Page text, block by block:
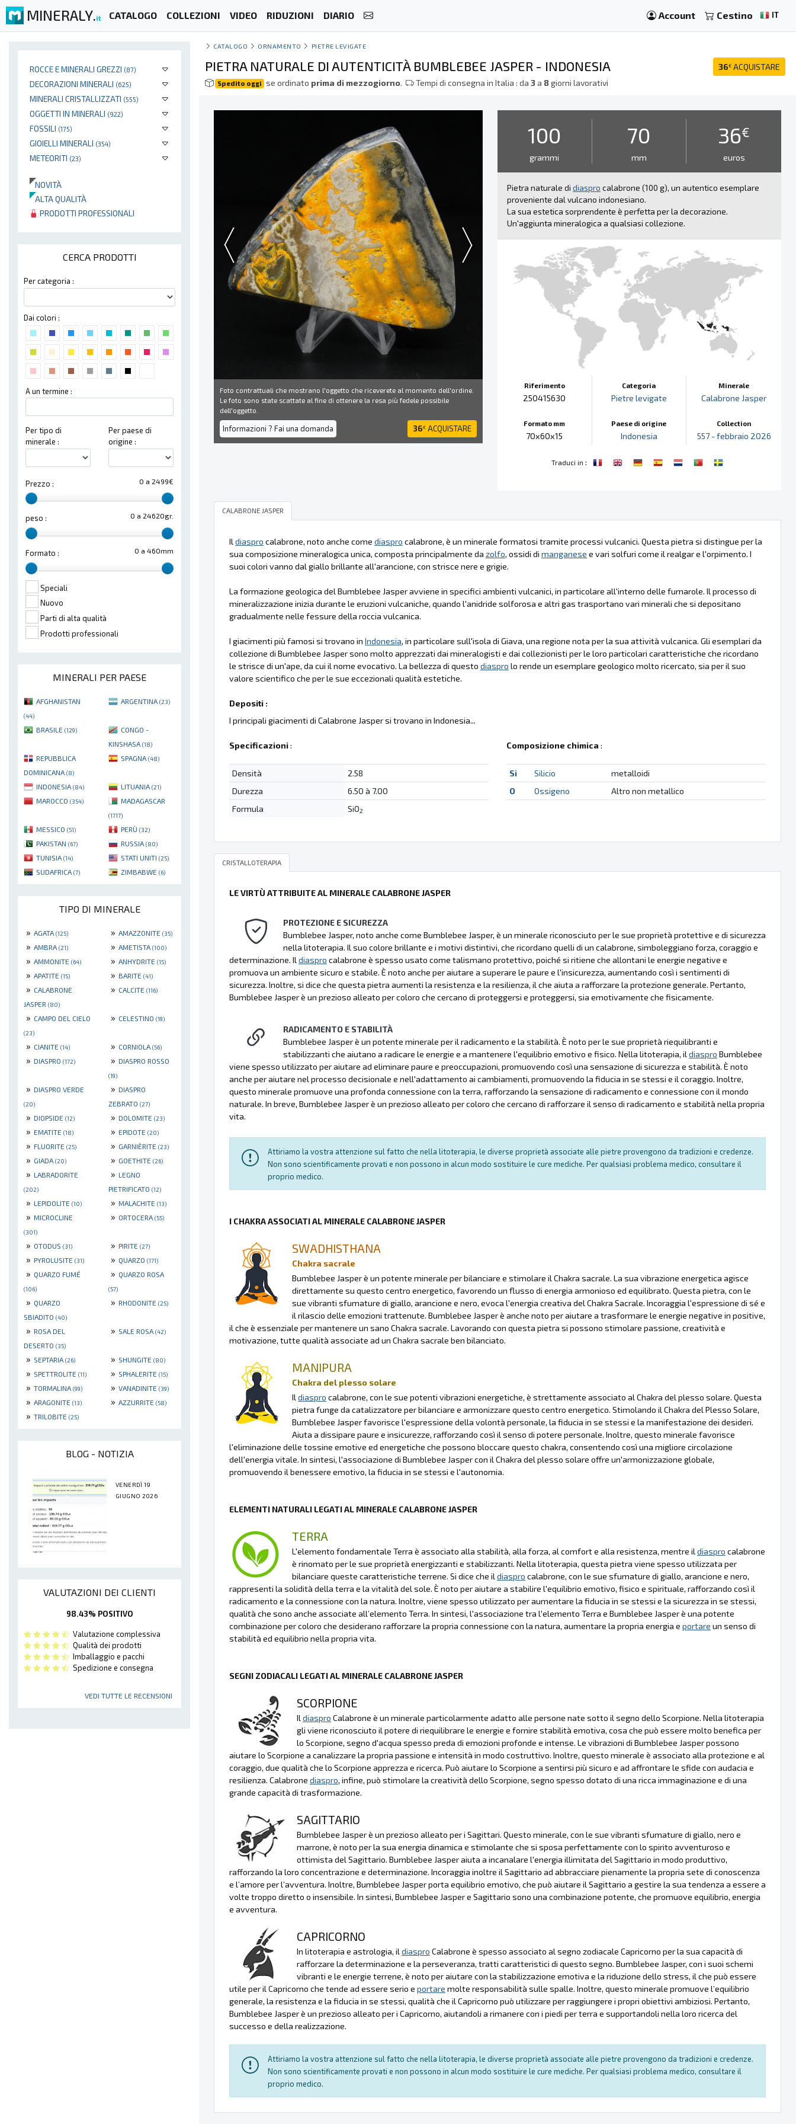
MINERALY.it CATALOGO COLLEZIONI VIDEO RIDUZIONI DIARIO Account Cestino IT
ROCCE E MINERALI GREZZI (87)
DECORAZIONI MINERALI (625)
MINERALI CRISTALLIZZATI (555)
OGGETTI IN MINERALI (922)
FOSSILI (175)
GIOIELLI MINERALI (354)
METEORITI (23)
NOVITÀ
ALTA QUALITÀ
PRODOTTI PROFESSIONALI
CERCA PRODOTTI
Per categoria :
Dai colori :
A un termine :
Per tipo di
minerale :
Per paese di
origine :
0 a 2499€
Prezzo :
0 a 24620gr.
peso :
0 a 460mm
Formato :
Speciali
Nuovo
Parti di alta qualità
Prodotti professionali
MINERALI PER PAESE
AFGHANISTAN
(44)
ARGENTINA (23)
BRASILE (129)
CONGO -
KINSHASA (18)
REPUBBLICA
DOMINICANA (8)
SPAGNA (48)
INDONESIA (84) LITUANIA (21)
MAROCCO (354) MADAGASCAR
(1717)
MESSICO (51) PERÙ (32)
PAKISTAN (67) RUSSIA (80)
TUNISIA (14) STATI UNITI (25)
SUDAFRICA (7) ZIMBABWE (6)
TIPO DI MINERALE
» AGATA (125) » AMAZZONITE (35)
» AMBRA (21) » AMETISTA (100)
» AMMONITE (64) » ANHYDRITE (15)
» APATITE (15) » BARITE (41)
» CALABRONE
JASPER (80)
» CALCITE (116)
» CAMPO DEL CIELO
(23)
» CELESTINO (19)
» CIANITE (14) » CORNIOLA (56)
» DIASPRO (172) » DIASPRO ROSSO
(19)
» DIASPRO VERDE
(20)
» DIASPRO
ZEBRATO (27)
» DIOPSIDE (12) » DOLOMITE (23)
» EMATITE (18) » EPIDOTE (20)
» FLUORITE (25) » GARNIÈRITE (23)
» GIADA (20) » GOETHITE (26)
» LABRADORITE
(202)
» LEGNO
PIETRIFICATO (12)
» LEPIDOLITE (10) » MALACHITE (13)
» MICROCLINE
(301)
» ORTOCERA (55)
» OTODUS (31) » PIRITE (27)
» PYROLUSITE (31) » QUARZO (171)
» QUARZO FUMÉ
(106)
» QUARZO ROSA
(57)
» QUARZO
SBIADITO (40)
» RHODONITE (25)
» ROSA DEL
DESERTO (35)
» SALE ROSA (42)
» SEPTARIA (26) » SHUNGITE (80)
» SPETTROLITE (11) » SPHALERITE (15)
» TORMALINA (99) » VANADINITE (39)
» ARAGONITE (13) » AZZURRITE (58)
» TRILOBITE (25)
BLOG - NOTIZIA
VENERDÌ 19
GIUGNO 2026
VALUTAZIONI DEI CLIENTI
98.43% POSITIVO
Valutazione complessiva
Qualità dei prodotti
Imballaggio e pacchi
Spedizione e consegna
VEDI TUTTE LE RECENSIONI
CATALOGO ORNAMENTO PIETRE LEVIGATE
36€ ACQUISTARE
PIETRA NATURALE DI AUTENTICITÀ BUMBLEBEE JASPER - INDONESIA
Spedito oggi se ordinato prima di mezzogiorno. Tempi di consegna in Italia : da3a 8giorni lavorativi
Foto contrattuali che mostrano l'oggetto che riceverete al momento dell'ordine.
Le foto sono state scattate al fine di ottenere la resa più fedele possibile
dell'oggetto.
Informazioni ? Fai una domanda 36€ ACQUISTARE
100
grammi
70
mm
36€
euros
Pietra naturale di diaspro calabrone (100 g), un autentico esemplare
proveniente dal vulcano indonesiano.
La sua estetica sorprendente è perfetta per la decorazione.
Un'aggiunta mineralogica a qualsiasi collezione.
Riferimento
250415630
Formato mm
70x60x15
Categoria
Pietre levigate
Paese di origine
Indonesia
Minerale
Calabrone Jasper
Collection
557 - febbraio 2026
Traduci in :
CALABRONE JASPER
Il diaspro calabrone, noto anche come diaspro calabrone, è un minerale formatosi tramite processi vulcanici. Questa pietra si distingue per la
sua composizione mineralogica unica, composta principalmente da zolfo, ossidi di manganese e vari solfuri come il realgar e l'orpimento. I
suoi colori vanno dal giallo brillante all'arancione, con strisce nere e grigie.
La formazione geologica del Bumblebee Jasper avviene in specifici ambienti vulcanici, in particolare all'interno delle fumarole. Il processo di
mineralizzazione inizia durante le eruzioni vulcaniche, quando l'anidride solforosa e altri gas trasportano vari minerali che si depositano
gradualmente nelle fessure della roccia vulcanica.
I giacimenti più famosi si trovano in Indonesia, in particolare sull'isola di Giava, una regione nota per la sua attività vulcanica. Gli esemplari da
collezione di Bumblebee Jasper sono molto apprezzati dai mineralogisti e dai collezionisti per le loro particolari caratteristiche che ricordano
le strisce di un'ape, da cui il nome evocativo. La bellezza di questo diaspro lo rende un esemplare geologico molto ricercato, sia per il suo
valore scientifico che per le sue eccezionali qualità estetiche.
Depositi :
I principali giacimenti di Calabrone Jasper si trovano in Indonesia...
Specificazioni:
Densità
2.58
Durezza
6.50 à 7.00
Formula
SiO2
Composizione chimica :
Si Silicio
metalloidi
O
Ossigeno Altro non metallico
CRISTALLOTERAPIA
LE VIRTÙ ATTRIBUITE AL MINERALE CALABRONE JASPER
PROTEZIONE E SICUREZZA
Bumblebee Jasper, noto anche come Bumblebee Jasper, è un minerale riconosciuto per le sue proprietà protettive e di sicurezza
nella litoterapia. Il suo colore brillante e i motivi distintivi, che ricordano quelli di un calabrone, simboleggiano forza, coraggio e
determinazione. Ildiaspro calabrone è spesso usato come talismano protettivo, poiché si ritiene che allontani le energie negative e
promuova un ambiente sicuro e stabile. È noto anche per aiutare a superare le paure e l'insicurezza, aumentando così i sentimenti di
sicurezza. Inoltre, si dice che questa pietra aumenti la resistenza e la resilienza, il che aiuta a rafforzare la protezione generale. Pertanto,
Bumblebee Jasper è un prezioso alleato per coloro che cercano di proteggersi e proteggersi, sia emotivamente che fisicamente.
RADICAMENTO E STABILITÀ
Bumblebee Jasper è un potente minerale per il radicamento e la stabilità. È noto per le sue proprietà riequilibranti e
stabilizzanti che aiutano a radicare le energie e a mantenere l'equilibrio emotivo e fisico. Nella litoterapia, ildiaspro Bumblebee
viene spesso utilizzato per aiutare ad eliminare paure e preoccupazioni, promuovendo così una sensazione di sicurezza e stabilità. È noto
anche per aiutare nel processo decisionale e nell'adattamento ai cambiamenti, promuovendo la fiducia in se stessi e il coraggio. Inoltre,
questo minerale promuove una profonda connessione con la terra, rafforzando la sensazione di radicamento e connessione con il mondo
naturale. In breve, Bumblebee Jasper è un prezioso alleato per coloro che cercano di rafforzare il senso di radicamento e stabilità nella propria
vita.
Attiriamo la vostra attenzione sul fatto che nella litoterapia, le diverse proprietà associate alle pietre provengono da tradizioni e credenze.
Non sono scientificamente provati e non possono in alcun modo sostituire le cure mediche. Per qualsiasi problema medico, consultare il
proprio medico.
I CHAKRA ASSOCIATI AL MINERALE CALABRONE JASPER
SWADHISTHANA
Chakra sacrale
Bumblebee Jasper è un potente minerale per bilanciare e stimolare il Chakra sacrale. La sua vibrazione energetica agisce
direttamente su questo centro energetico, favorendo un flusso di energia armonioso ed equilibrato. Questa pietra, con le
sue vibranti sfumature di giallo, arancione e nero, evoca l'energia creativa del Chakra Sacrale. Incoraggia l'espressione di sé e
il rilascio delle emozioni trattenute. Bumblebee Jasper è anche noto per aiutare a trasformare le energie negative in positive,
il che è essenziale per mantenere un sano Chakra sacrale. Lavorando con questa pietra si possono stimolare passione, creatività e
motivazione, tutte qualità associate ad un Chakra sacrale ben bilanciato.
MANIPURA
Chakra del plesso solare
Ildiaspro calabrone, con le sue potenti vibrazioni energetiche, è strettamente associato al Chakra del plesso solare. Questa
pietra funge da catalizzatore per bilanciare e armonizzare questo centro energetico. Stimolando il Chakra del Plesso Solare,
Bumblebee Jasper favorisce l'espressione della volontà personale, la fiducia in se stessi e la manifestazione dei desideri.
Aiuta a dissipare paure e insicurezze, rafforzando così il senso di potere personale. Inoltre, questo minerale favorisce
l'eliminazione delle tossine emotive ed energetiche che possono bloccare questo chakra, consentendo così una migliore circolazione
dell'energia vitale. In sintesi, l'associazione di Bumblebee Jasper con il Chakra del plesso solare offre un'armonizzazione globale,
promuovendo il benessere emotivo, la fiducia in se stessi e l'autonomia.
ELEMENTI NATURALI LEGATI AL MINERALE CALABRONE JASPER
TERRA
L'elemento fondamentale Terra è associato alla stabilità, alla forza, al comfort e alla resistenza, mentre ildiaspro calabrone
è rinomato per le sue proprietà energizzanti e stabilizzanti. Nella litoterapia, questa pietra viene spesso utilizzata per
bilanciare queste caratteristiche terrene. Si dice che ildiaspro calabrone, con le sue sfumature di giallo, arancione e nero,
rappresenti la solidità della terra e la vitalità del sole. È noto per aiutare a stabilire l'equilibrio emotivo, fisico e spirituale, rafforzando così il
radicamento e la connessione con la natura. Inoltre, viene spesso utilizzato per aumentare la fiducia in se stessi e la sicurezza in se stessi,
qualità che sono anche associate all’elemento Terra. In sintesi, l'associazione tra l'elemento Terra e Bumblebee Jasper è una potente
combinazione per coloro che desiderano rafforzare la propria connessione con la natura, aumentare la propria energia e portare un senso di
stabilità ed equilibrio nella propria vita.
SEGNI ZODIACALI LEGATI AL MINERALE CALABRONE JASPER
SCORPIONE
Ildiaspro Calabrone è un minerale particolarmente adatto alle persone nate sotto il segno dello Scorpione. Nella litoterapia
gli viene riconosciuto il potere di riequilibrare le energie e fornire stabilità emotiva, cosa che può essere molto benefica per
lo Scorpione, segno d'acqua spesso preda di emozioni profonde e intense. Le vibrazioni di Bumblebee Jasper possono
aiutare lo Scorpione a canalizzare la propria passione e intensità in modo costruttivo. Inoltre, questo minerale è associato alla protezione e al
coraggio, due qualità che lo Scorpione apprezza e ricerca. Può aiutare lo Scorpione a sentirsi più sicuro e ad affrontare le sfide con audacia e
resilienza. Calabrone diaspro, infine, può stimolare la creatività dello Scorpione, segno spesso dotato di una ricca immaginazione e di una
grande capacità di trasformazione.
SAGITTARIO
Bumblebee Jasper è un prezioso alleato per i Sagittari. Questo minerale, con le sue vibranti sfumature di giallo, nero e
marrone, è noto per la sua energia dinamica e stimolante che si sposa perfettamente con lo spirito avventuroso e
ottimista del Sagittario. Bumblebee Jasper aiuta a incanalare l'energia illimitata del Sagittario in modo produttivo,
rafforzando la loro concentrazione e determinazione. Incoraggia inoltre il Sagittario ad abbracciare pienamente la propria sete di conoscenza
e l’amore per l’avventura. Inoltre, Bumblebee Jasper porta equilibrio emotivo, che può aiutare il Sagittario a gestire la sua tendenza a essere a
volte troppo diretto o insensibile. In sintesi, Bumblebee Jasper e Sagittario sono una combinazione potente, che promuove equilibrio, energia
e avventura.
CAPRICORNO
In litoterapia e astrologia, ildiaspro Calabrone è spesso associato al segno zodiacale Capricorno per la sua capacità di
rafforzare la determinazione e la perseveranza, tratti caratteristici di questo segno. Bumblebee Jasper, con i suoi schemi
vibranti e le energie terrene, è noto per aiutare con la stabilizzazione emotiva e la riduzione dello stress, il che può essere
utile per il Capricorno che tende ad essere serio e portare molte responsabilità sulle spalle. Inoltre, questo minerale promuove l’equilibrio
generale, la resistenza e la fiducia in se stessi, qualità che il Capricorno può utilizzare per raggiungere i propri obiettivi ambiziosi. Pertanto,
Bumblebee Jasper è un prezioso alleato per i Capricorno, aiutandoli a rimanere con i piedi per terra e supportandoli nella loro ricerca del
successo e della realizzazione.
Attiriamo la vostra attenzione sul fatto che nella litoterapia, le diverse proprietà associate alle pietre provengono da tradizioni e credenze.
Non sono scientificamente provati e non possono in alcun modo sostituire le cure mediche. Per qualsiasi problema medico, consultare il
proprio medico.